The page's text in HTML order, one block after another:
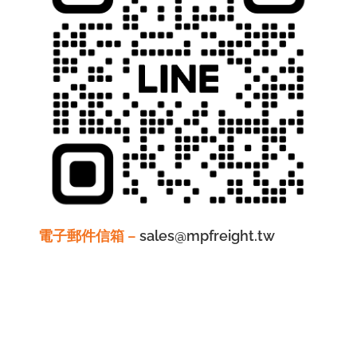
電子郵件信箱 – sales@mpfreight.tw